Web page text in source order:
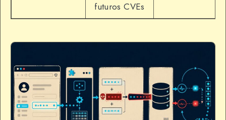
futuros CVEs